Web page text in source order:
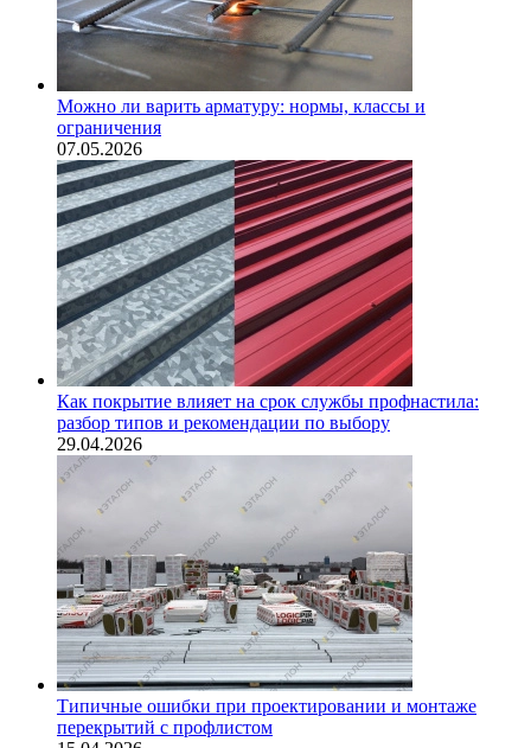
Можно ли варить арматуру: нормы, классы и
ограничения
07.05.2026
Как покрытие влияет на срок службы профнастила:
разбор типов и рекомендации по выбору
29.04.2026
Типичные ошибки при проектировании и монтаже
перекрытий с профлистом